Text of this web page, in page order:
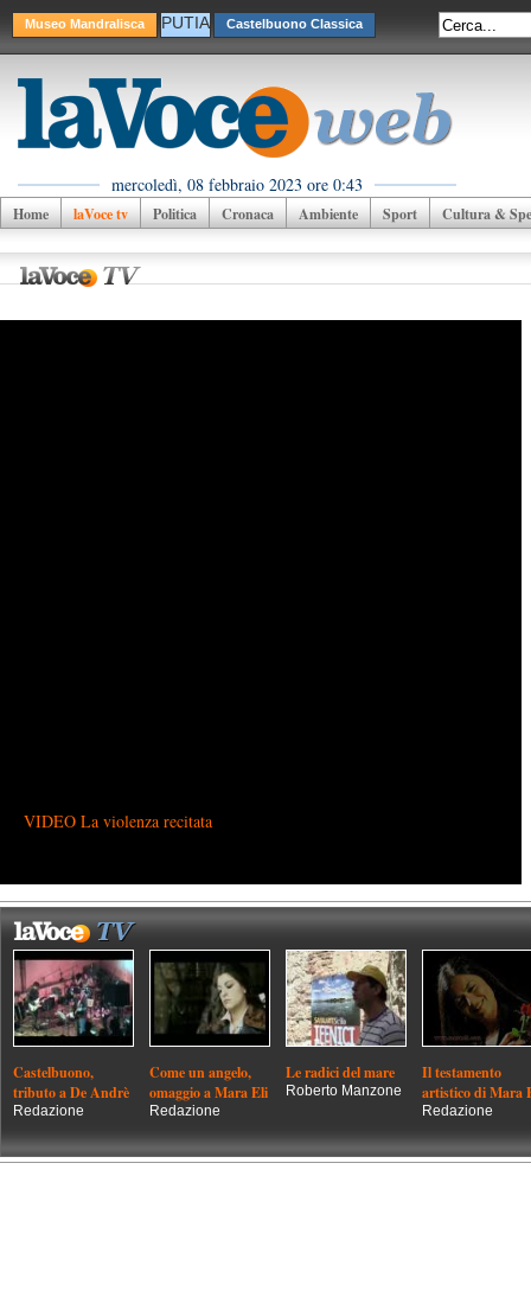
Museo Mandralisca PUTIA Castelbuono Classica
mercoledì, 08 febbraio 2023 ore 0:43
Home laVoce tv Politica Cronaca Ambiente Sport Cultura &
VIDEO La violenza recitata
Castelbuono,
tributo a De Andrè
Redazione
Come un angelo,
omaggio a Mara Eli
Redazione
Le radici del mare
Roberto Manzone
Il testamento
artistico di Mara
Redazione